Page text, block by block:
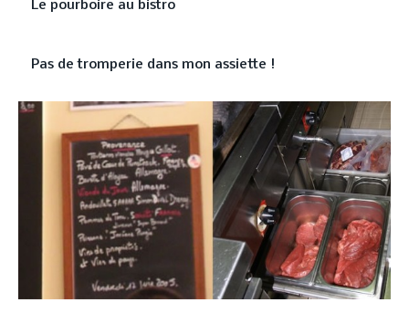
Le pourboire au bistro
Pas de tromperie dans mon assiette !